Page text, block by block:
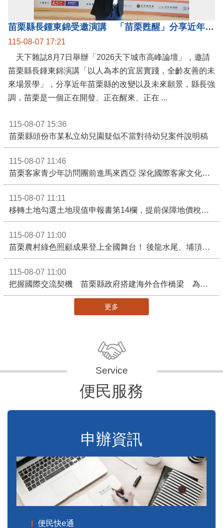
苗栗縣長鍾東錦受邀演講 「苗栗甦醒」分享近年轉變
115-08-07 17:21
天下雜誌8月7日舉辦「2026天下城市高峰論壇」，邀請
苗栗縣長鍾東錦演講「以人為本的宜居實踐，全齡友善的未
來場景學」，分享近年苗栗縣的改變以及未來願景，縣長強
調，苗栗是一個正在開發、正在醒來、正在 ...
115-08-07 15:36
苗栗縣頭份市某私立幼兒園疑似不當對待幼兒案件說明稿
115-08-07 11:46
苗栗客家青少年訪問團前進馬來西亞 深化國際客家文化交流
115-08-07 11:11
移轉土地勾選土地現值申報書第14欄，提前保障地價稅節稅權益
115-08-07 11:00
苗栗農村綠色照顧成果登上全國舞台！ 後龍水尾、埔頂社區前進2026高齡健康產業博覽會
115-08-07 11:00
把握國際交流契機 苗栗縣政府搭建海外合作橋梁 為在地產業爭取更多國際市場機會
更多
便民服務
申辦資訊
便民快e通